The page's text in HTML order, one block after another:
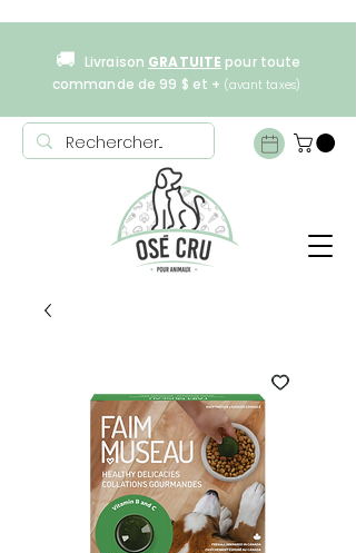
🚚 Livraison GRATUITE pour toute
commande de 99 $ et + (avant taxes)